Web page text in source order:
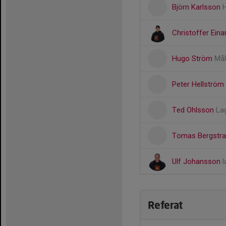
Björn Karlsson
Christoffer
Hugo Ström
Peter Hellström
Ted Ohlsson
Tomas
Ulf Johansson
Referat